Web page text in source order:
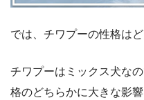
では、チワプーの性格は
チワプーはミックス犬な
格のどちらかに大きな影響